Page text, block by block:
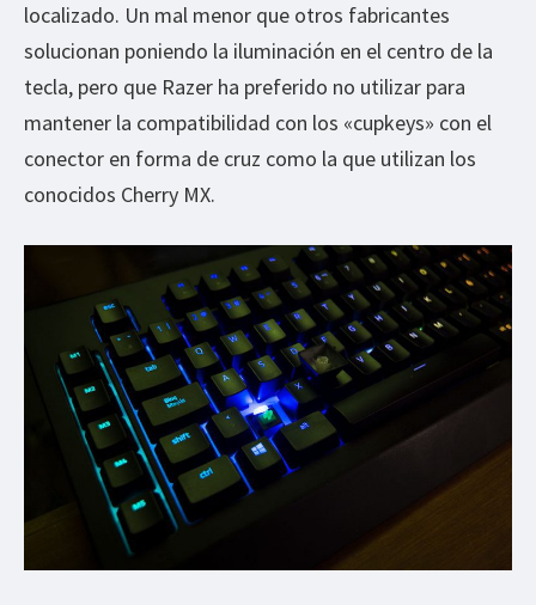
localizado. Un mal menor que otros fabricantes
solucionan poniendo la iluminación en el centro de la
tecla, pero que Razer ha preferido no utilizar para
mantener la compatibilidad con los «cupkeys» con el
conector en forma de cruz como la que utilizan los
conocidos Cherry MX.